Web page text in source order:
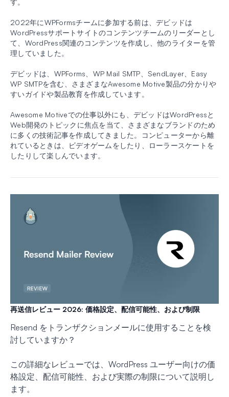
2022年にWPFormsチームに参加する前は、デビッドは
WordPressサポートサイトのコンテンツチームのリーダーとし
て、WordPress関連のコンテンツを作成し、他のライターを管
理していました。
デビッドは、WPForms、WP Mail SMTP、SendLayer、Easy
WP SMTPを含む、さまざまなAwesome Motive製品の分かりや
すいガイドや製品教育を作成しています。
Awesome Motiveでの仕事以外にも、デビッドはWordPressと
Web開発のトピックに焦点を当て、さまざまなブランドのため
に多くの技術記事を作成してきました。コンピューターから離
れているときは、ビデオゲームをしたり、ローラースケートを
したりして楽しんでいます。
再送信レビュー 2026: 価格設定、配信可能性、および制限
Resend をトランザクションメールに使用することを検
討していますか？
この詳細なレビューでは、WordPress ユーザー向けの価
格設定、配信可能性、および実際の制限について説明し
ます。